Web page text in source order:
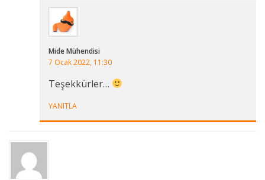
Mide Mühendisi
7 Ocak 2022, 11:30
Teşekkürler…
YANITLA